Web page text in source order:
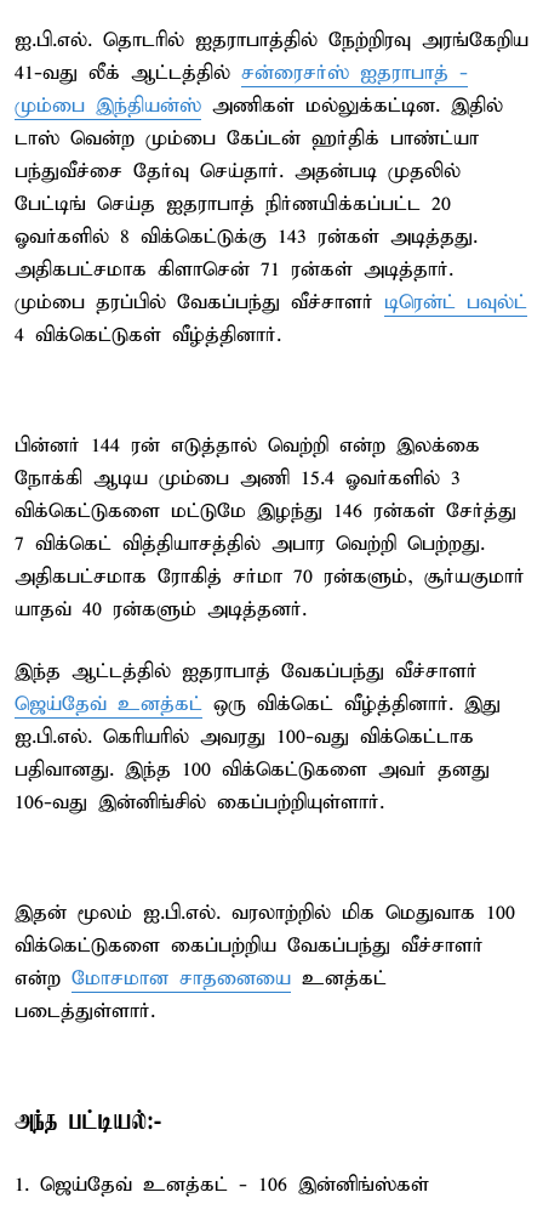
ஐ.பி.எல். தொடரில் ஐதராபாத்தில் நேற்றிரவு அரங்கேறிய
41-வது லீக் ஆட்டத்தில் சன்ரைசர்ஸ் ஐதராபாத் -
மும்பை இந்தியன்ஸ் அணிகள் மல்லுக்கட்டின. இதில்
டாஸ் வென்ற மும்பை கேப்டன் ஹர்திக் பாண்ட்யா
பந்துவீச்சை தேர்வு செய்தார். அதன்படி முதலில்
பேட்டிங் செய்த ஐதராபாத் நிர்ணயிக்கப்பட்ட 20
ஓவர்களில் 8 விக்கெட்டுக்கு 143 ரன்கள் அடித்தது.
அதிகபட்சமாக கிளாசென் 71 ரன்கள் அடித்தார்.
மும்பை தரப்பில் வேகப்பந்து வீச்சாளர் டிரென்ட் பவுல்ட்
4 விக்கெட்டுகள் வீழ்த்தினார்.
பின்னர் 144 ரன் எடுத்தால் வெற்றி என்ற இலக்கை
நோக்கி ஆடிய மும்பை அணி 15.4 ஓவர்களில் 3
விக்கெட்டுகளை மட்டுமே இழந்து 146 ரன்கள் சேர்த்து
7 விக்கெட் வித்தியாசத்தில் அபார வெற்றி பெற்றது.
அதிகபட்சமாக ரோகித் சர்மா 70 ரன்களும், சூர்யகுமார்
யாதவ் 40 ரன்களும் அடித்தனர்.
இந்த ஆட்டத்தில் ஐதராபாத் வேகப்பந்து வீச்சாளர்
ஜெய்தேவ் உனத்கட் ஒரு விக்கெட் வீழ்த்தினார். இது
ஐ.பி.எல். கெரியரில் அவரது 100-வது விக்கெட்டாக
பதிவானது. இந்த 100 விக்கெட்டுகளை அவர் தனது
106-வது இன்னிங்சில் கைப்பற்றியுள்ளார்.
இதன் மூலம் ஐ.பி.எல். வரலாற்றில் மிக மெதுவாக 100
விக்கெட்டுகளை கைப்பற்றிய வேகப்பந்து வீச்சாளர்
என்ற மோசமான சாதனையை உனத்கட்
படைத்துள்ளார்.
அந்த பட்டியல்:-
1. ஜெய்தேவ் உனத்கட் - 106 இன்னிங்ஸ்கள்